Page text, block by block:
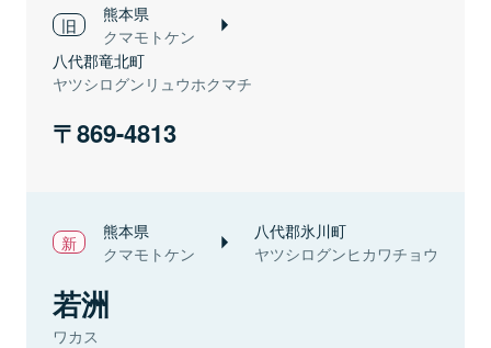
熊本県
クマモトケン
八代郡竜北町
ヤツシログンリュウホクマチ
869-4813
熊本県
クマモトケン
八代郡氷川町
ヤツシログンヒカワチョウ
若洲
ワカス